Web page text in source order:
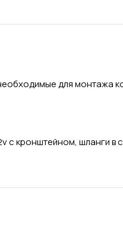
для монтажа
с кронштейном, шланги в